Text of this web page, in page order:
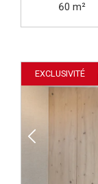
60 m²
EXCLUSIVITÉ